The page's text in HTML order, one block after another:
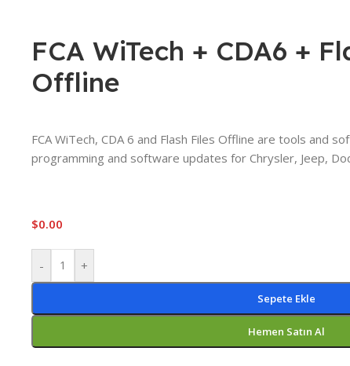
FCA WiTech + CDA6 +
Offline
FCA WiTech, CDA 6 and Flash Files Offline are tools and
programming and software updates for Chrysler, Jeep,
$0.00
- +
Sepete Ekle
Hemen Satın Al